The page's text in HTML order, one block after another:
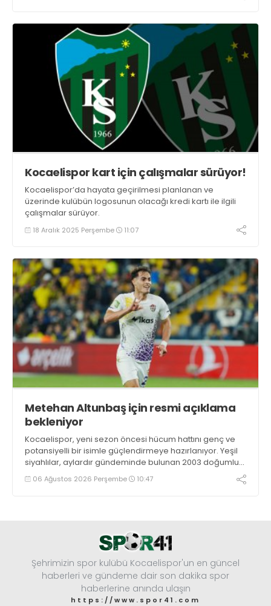
Kocaelispor kart için çalışmalar sürüyor!
Kocaelispor’da hayata geçirilmesi planlanan ve
üzerinde kulübün logosunun olacağı kredi kartı ile ilgili
çalışmalar sürüyor.
18 Aralık 2025 Perşembe 11:07
Metehan Altunbaş için resmi açıklama
bekleniyor
Kocaelispor, yeni sezon öncesi hücum hattını genç ve
potansiyelli bir isimle güçlendirmeye hazırlanıyor. Yeşil
siyahlılar, aylardır gündeminde bulunan 2003 doğumlu
santrfor Metehan Altunbaş transferinde sona hayli
yaklaştı.
06 Ağustos 2026 Perşembe 10:47
Şehrimizin spor kulübü Kocaelispor'un en güncel
haberleri ve gündeme dair son dakika spor
haberlerine anında ulaşın
https://www.spor41.com